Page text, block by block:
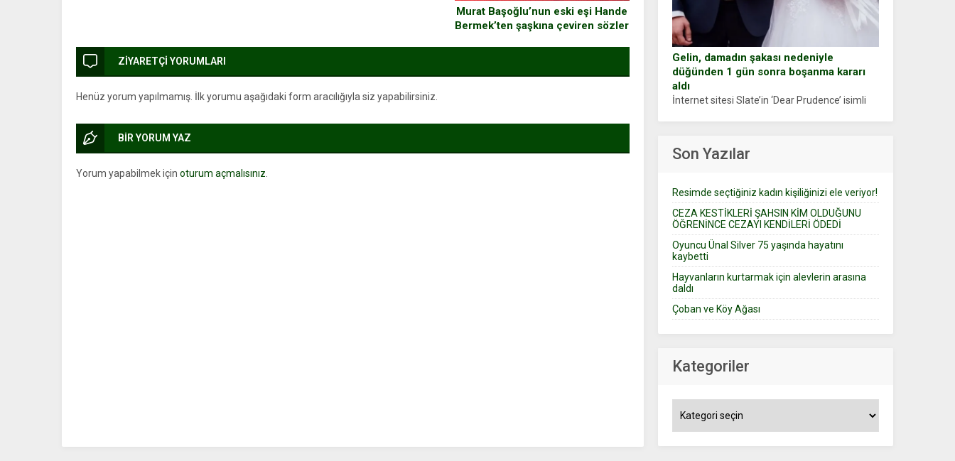
Gelin, damadın şakası nedeniyle
düğünden 1 gün sonra boşanma kararı
aldı
İnternet sitesi Slate’in ‘Dear Prudence’ isimli
Son Yazılar
Resimde seçtiğiniz kadın kişiliğinizi ele veriyor!
CEZA KESTİKLERİ ŞAHSIN KİM OLDUĞUNU
ÖĞRENİNCE CEZAYI KENDİLERİ ÖDEDİ
Oyuncu Ünal Silver 75 yaşında hayatını
kaybetti
Hayvanların kurtarmak için alevlerin arasına
daldı
Çoban ve Köy Ağası
Kategoriler
Murat Başoğlu’nun eski eşi Hande
Bermek’ten şaşkına çeviren sözler
ZİYARETÇİ YORUMLARI
Henüz yorum yapılmamış. İlk yorumu aşağıdaki form aracılığıyla siz yapabilirsiniz.
BİR YORUM YAZ
Yorum yapabilmek için oturum açmalısınız